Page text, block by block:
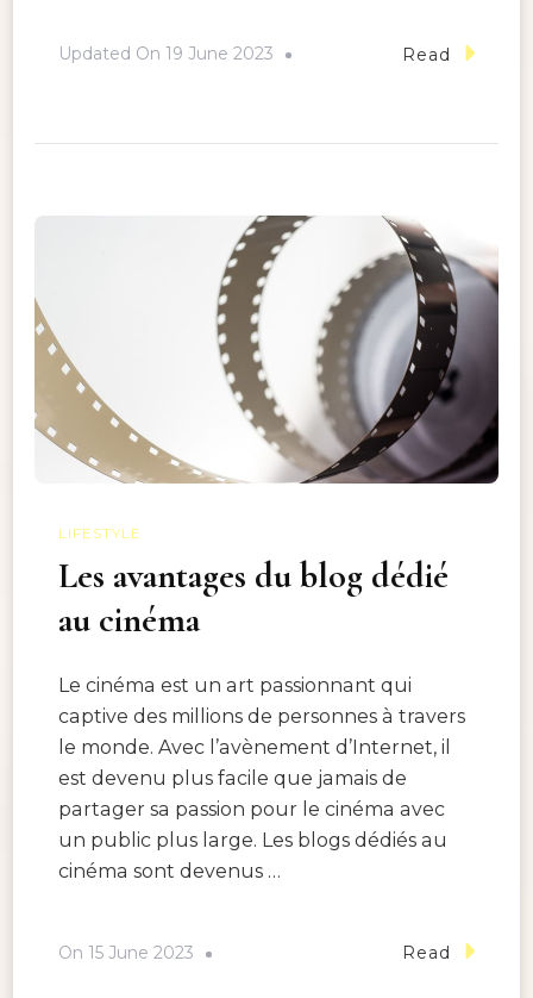
Updated On 19 June 2023 Read
LIFESTYLE
Les avantages du blog dédié
au cinéma
Le cinéma est un art passionnant qui
captive des millions de personnes à travers
le monde. Avec l’avènement d’Internet, il
est devenu plus facile que jamais de
partager sa passion pour le cinéma avec
un public plus large. Les blogs dédiés au
cinéma sont devenus …
On 15 June 2023 Read